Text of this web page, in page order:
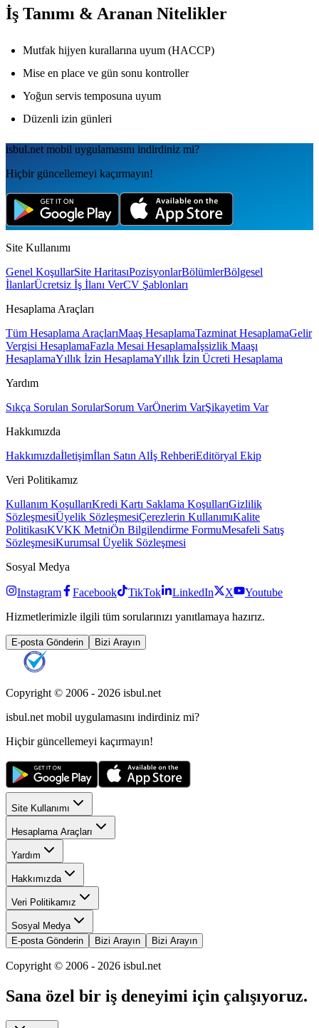
İş Tanımı & Aranan Nitelikler
Mutfak hijyen kurallarına uyum (HACCP)
Mise en place ve gün sonu kontroller
Yoğun servis temposuna uyum
Düzenli izin günleri
isbul.net mobil uygulamаsını indirdiniz mi?
Hiçbir güncellemeyi kaçırmayın!
Site Kullanımı
Genel KoşullarSite HaritasıPozisyonlarBölümlerBölgesel
İlanlarÜcretsiz İş İlanı VerCV Şablonları
Hesaplama Araçları
Tüm Hesaplama AraçlarıMaaş HesaplamaTazminat HesaplamaGelir
Vergisi HesaplamaFazla Mesai Hesaplamaİşsizlik Maaşı
HesaplamaYıllık İzin HesaplamaYıllık İzin Ücreti Hesaplama
Yardım
Sıkça Sorulan SorularSorum VarÖnerim VarŞikayetim Var
Hakkımızda
Hakkımızdaİletişimİlan Satın Alİş RehberiEditöryal Ekip
Veri Politikamız
Kullanım KoşullarıKredi Kartı Saklama KoşullarıGizlilik
SözleşmesiÜyelik SözleşmesiÇerezlerin KullanımıKalite
PolitikasıKVKK MetniÖn Bilgilendirme FormuMesafeli Satış
SözleşmesiKurumsal Üyelik Sözleşmesi
Sosyal Medya
Instagram Facebook TikTok LinkedIn X
Youtube
Hizmetlerimizle ilgili tüm sorularınızı yanıtlamaya hazırız.
E-posta Gönderin Bizi Arayın
Copyright © 2006 - 2026 isbul.net
isbul.net mobil uygulamasını indirdiniz mi?
Hiçbir güncellemeyi kaçırmayın!
Site Kullanımı
Hesaplama Araçları
Yardım
Hakkımızda
Veri Politikamız
Sosyal Medya
E-posta Gönderin
Bizi Arayın Bizi Arayın
Copyright © 2006 - 2026 isbul.net
Sana özel bir iş deneyimi için çalışıyoruz.